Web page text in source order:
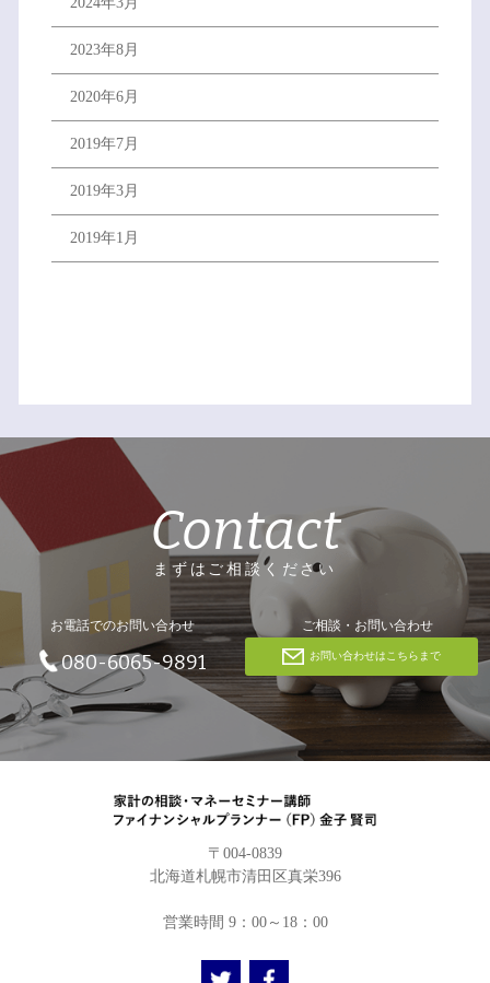
2023年8月
2020年6月
2019年7月
2019年3月
2019年1月
Contact
まずはご相談ください
お電話でのお問い合わせ
080-6065-9891
ご相談・お問い合わせ
お問い合わせはこちらまで
〒004-0839
北海道札幌市清田区真栄396
営業時間 9：00～18：00